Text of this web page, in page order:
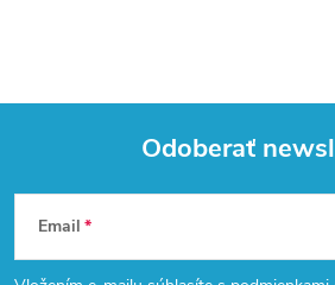
y
ý
p
Z
á
Odoberať
Email